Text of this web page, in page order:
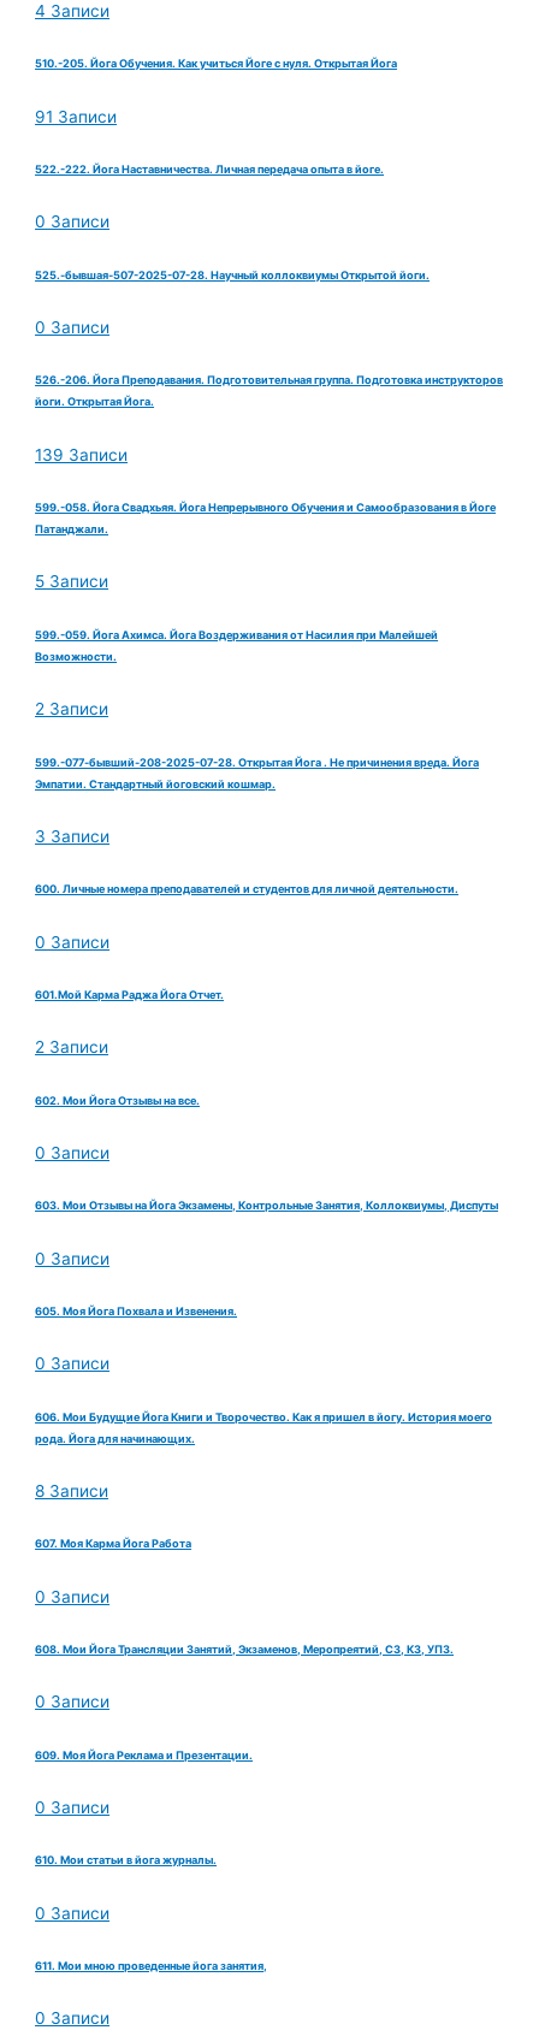
4 Записи
510.-205. Йога Обучения. Как учиться Йоге с нуля. Открытая Йога
91 Записи
522.-222. Йога Наставничества. Личная передача опыта в йоге.
0 Записи
525.-бывшая-507-2025-07-28. Научный коллоквиумы Открытой йоги.
0 Записи
526.-206. Йога Преподавания. Подготовительная группа. Подготовка инструкторов
йоги. Открытая Йога.
139 Записи
599.-058. Йога Свадхьяя. Йога Непрерывного Обучения и Самообразования в Йоге
Патанджали.
5 Записи
599.-059. Йога Ахимса. Йога Воздерживания от Насилия при Малейшей
Возможности.
2 Записи
599.-077-бывший-208-2025-07-28. Открытая Йога . Не причинения вреда. Йога
Эмпатии. Стандартный йоговский кошмар.
3 Записи
600. Личные номера преподавателей и студентов для личной деятельности.
0 Записи
601.Мой Карма Раджа Йога Отчет.
2 Записи
602. Мои Йога Отзывы на все.
0 Записи
603. Мои Отзывы на Йога Экзамены, Контрольные Занятия, Коллоквиумы, Диспуты
0 Записи
605. Моя Йога Похвала и Извенения.
0 Записи
606. Мои Будущие Йога Книги и Творочество. Как я пришел в йогу. История моего
рода. Йога для начинающих.
8 Записи
607. Моя Карма Йога Работа
0 Записи
608. Мои Йога Трансляции Занятий, Экзаменов, Меропреятий, СЗ, КЗ, УПЗ.
0 Записи
609. Моя Йога Реклама и Презентации.
0 Записи
610. Мои статьи в йога журналы.
0 Записи
611. Мои мною проведенные йога занятия,
0 Записи